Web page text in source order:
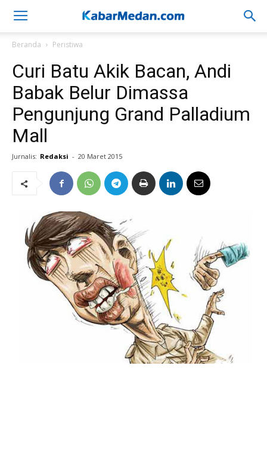
Beranda Peristiwa
Curi Batu Akik Bacan, Andi
Babak Belur Dimassa
Pengunjung Grand Palladium
Mall
Jurnalis: Redaksi - 20 Maret 2015